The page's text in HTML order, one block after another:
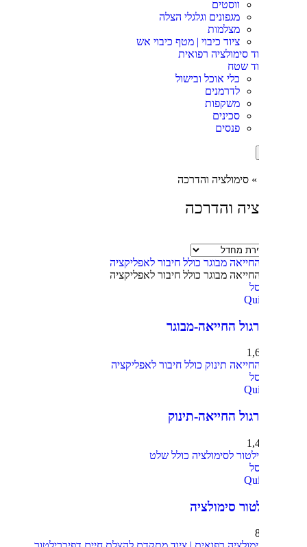
מגפונים וגלגלי הצלה
ציוד כיבוי | מטף כיבוי אש
סימולציה רפואית
כלי אוכל ובישול
סימולציה והדרכה
והדרכה
החייאה-מבוגר
החייאה-תינוק
סימולציה